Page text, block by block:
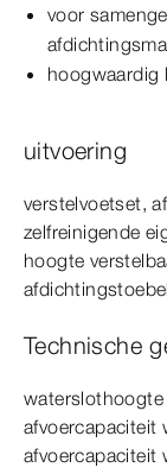
voor
hoogwaardig
uitvoering
verstelvoetset,
zelfreinigende
hoogte
Technische
waterslothoogte